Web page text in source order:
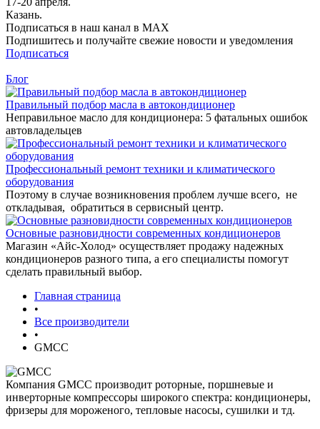
Казань.
Подписаться в наш канал в MAX
Подпишитесь и получайте свежие новости и уведомления
Подписаться
Блог
Правильный подбор масла в автокондиционер
Неправильное масло для кондиционера: 5 фатальных ошибок
автовладельцев
Профессиональный ремонт техники и климатического
оборудования
Поэтому в случае возникновения проблем лучше всего, не
откладывая, обратиться в сервисный центр.
Основные разновидности современных кондиционеров
Магазин «Айс-Холод» осуществляет продажу надежных
кондиционеров разного типа, а его специалисты помогут
сделать правильный выбор.
Главная страница
•
Все производители
•
GMCC
Компания GMCC производит роторные, поршневые и
инверторные компрессоры широкого спектра: кондиционеры,
фризеры для мороженого, тепловые насосы, сушилки и тд.